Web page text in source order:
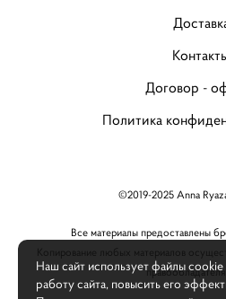
Договор -
Политика
©2019-2025 Anna
Все материалы предоставлены
Копирование любых материалов
Наш сайт использует файлы
работу сайта, повысить его